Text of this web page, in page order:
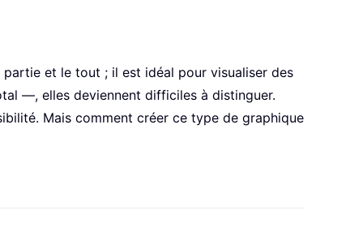
et le tout ; il est idéal pour visualiser des
—, elles deviennent difficiles à distinguer.
Mais comment créer ce type de graphique